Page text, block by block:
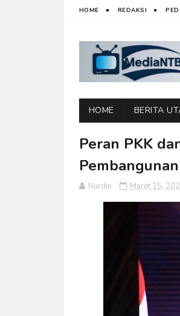
HOME REDAKSI
HOME BERITA
Peran PKK
Nurdin Maret 15,